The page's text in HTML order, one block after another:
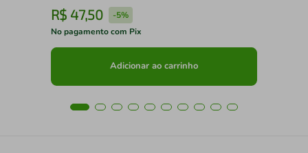
R$ 47,50 -5%
No pagamento com Pix
Adicionar ao carrinho